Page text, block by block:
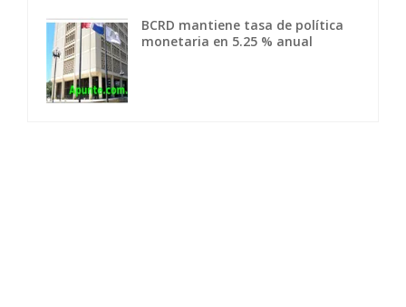
BCRD mantiene tasa de política
monetaria en 5.25 % anual